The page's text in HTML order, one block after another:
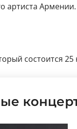
артиста Армении.
состоится